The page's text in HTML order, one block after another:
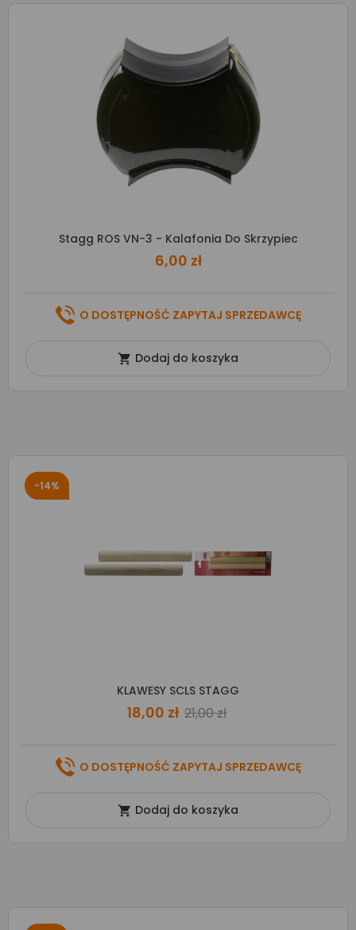
Stagg ROS VN-3 - Kalafonia Do Skrzypiec
6,00 zł
O DOSTĘPNOŚĆ ZAPYTAJ SPRZEDAWCĘ
 Dodaj do koszyka
-14%
KLAWESY SCLS STAGG
18,00 zł 21,00 zł
O DOSTĘPNOŚĆ ZAPYTAJ SPRZEDAWCĘ
 Dodaj do koszyka